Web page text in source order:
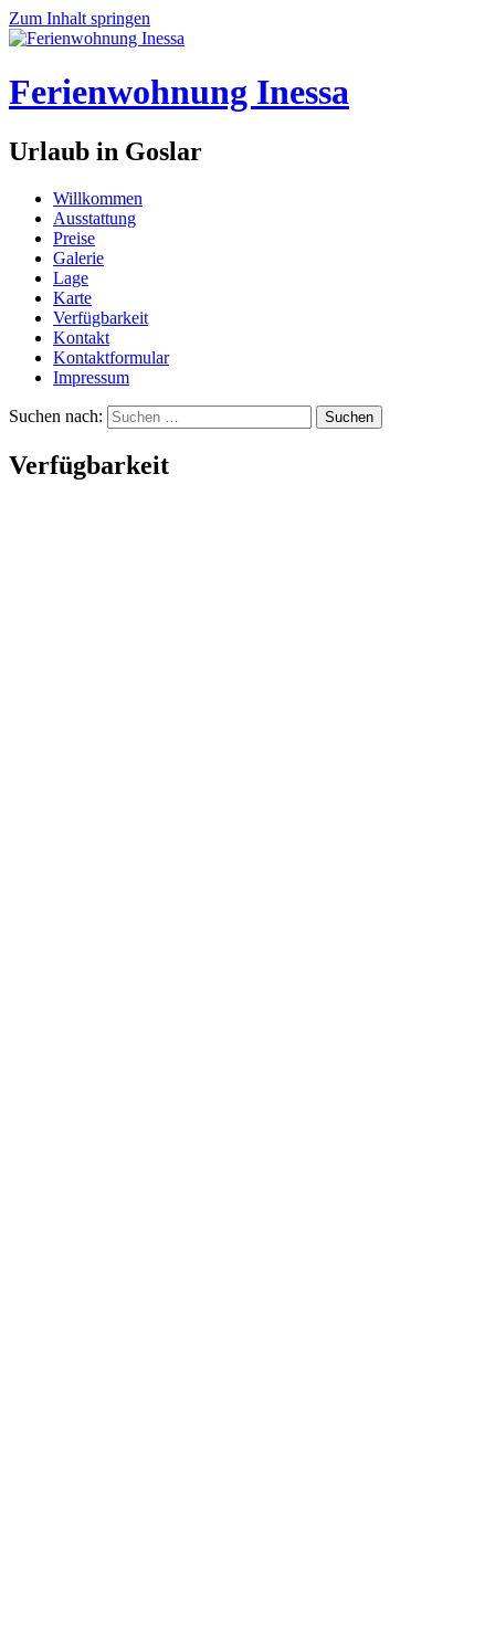
Zum Inhalt springen
Ferienwohnung Inessa
Urlaub in Goslar
Willkommen
Ausstattung
Preise
Galerie
Lage
Karte
Verfügbarkeit
Kontakt
Kontaktformular
Impressum
Suchen nach:
Verfügbarkeit